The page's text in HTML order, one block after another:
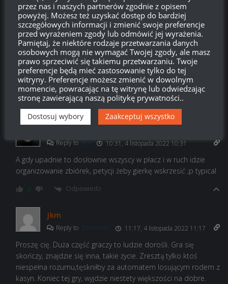
-9 Odpowiedz
Jkm
Reply toTen normalny 09:39, 4 listopada 2022 09:39
Czy ta gra się skończy, czy nie , to nikt poza poronionymi
fioletami płakać nie będzie.
Odpowiedz
Reply to Jkm 10:31, 4 listopada 2022 10:31
A gdy upadnie to dosłownie wszyscy w płacz i w ruch idzie
organizowanie zbiórek, petycji żeby gierkę wskrzesić ;p typical
2 Odpowiedz
Jkm
Reply to Daminaisu 11:17, 4 listopada 2022 11:17
Proszę cię. Duża część graczy to ludzie dorośli. Gra się
skończy, znajdzie się inna, takie życie. Zresztą tylko ktoś
niespełna rozumu,tęskniłby za automatem losującym rodem z
kasyn. Koniec tej gry, wyjdzie niestety większości na dobre.
przez nas i naszych partnerów zgodnie z opisem
powyżej. Możesz też uzyskać dostęp do bardziej
szczegółowych informacji i zmienić swoje preferencje
przed wyrażeniem zgody lub odmówić jej wyrażenia.
Pamiętaj, że niektóre rodzaje przetwarzania danych
osobowych mogą nie wymagać Twojej zgody, ale masz
prawo sprzeciwić się takiemu przetwarzaniu. Twoje
preferencje będą mieć zastosowanie tylko do tej
witryny. Preferencje możesz zmienić w dowolnym
momencie, powracając na tę witrynę lub odwiedzając
stronę zawierającą naszą politykę prywatności..
Dostosuj wybory Zaakceptuj wszystko